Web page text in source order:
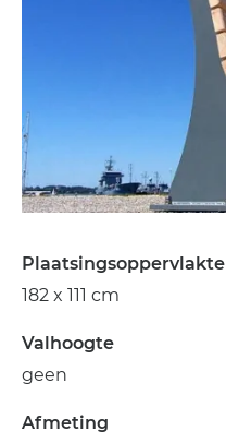
Plaatsingsoppervlakte
182 x 111 cm
Valhoogte
geen
Afmeting